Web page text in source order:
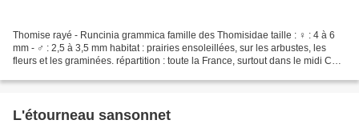
Thomise rayé - Runcinia grammica famille des Thomisidae taille : ♀ : 4 à 6
mm - ♂ : 2,5 à 3,5 mm habitat : prairies ensoleillées, sur les arbustes, les
fleurs et les graminées. répartition : toute la France, surtout dans le midi Ce
L'étourneau sansonnet